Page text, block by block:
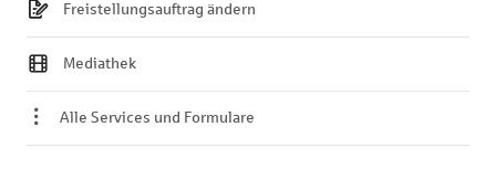
Freistellungsauftrag ändern
Mediathek
Alle Services und Formulare